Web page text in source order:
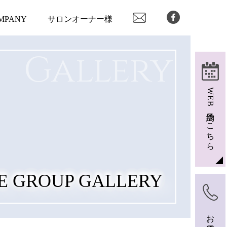
WEB予約はこちら
サロンオーナー様
GROUP GALLERY